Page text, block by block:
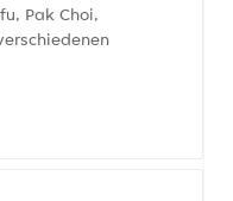
Pak Choi,